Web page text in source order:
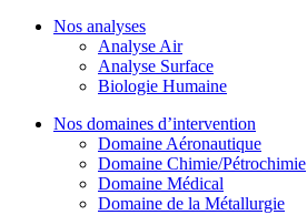
Nos analyses
Analyse Air
Analyse Surface
Biologie Humaine
Nos domaines d’intervention
Domaine Aéronautique
Domaine Chimie/Pétrochimie
Domaine Médical
Domaine de la Métallurgie